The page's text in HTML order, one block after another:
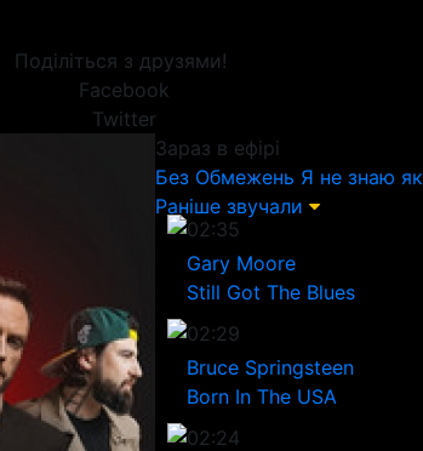
Поділіться з друзями!
Facebook
Twitter
Зараз в ефірі
Без Обмежень Я не знаю як
Раніше звучали
02:35
Gary Moore
Still Got The Blues
02:29
Bruce Springsteen
Born In The USA
02:24